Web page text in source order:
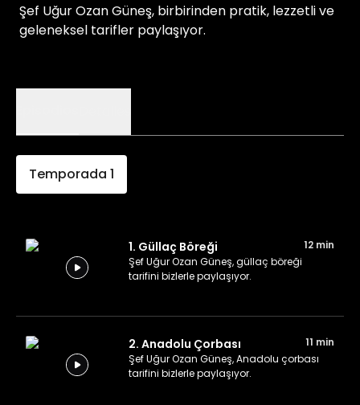
Şef Uğur Ozan Güneş, birbirinden pratik, lezzetli ve
geleneksel tarifler paylaşıyor.
Temporada 1
1. Güllaç Böreği
12 min
Şef Uğur Ozan Güneş, güllaç böreği
tarifini bizlerle paylaşıyor.
2. Anadolu Çorbası
11 min
Şef Uğur Ozan Güneş, Anadolu çorbası
tarifini bizlerle paylaşıyor.